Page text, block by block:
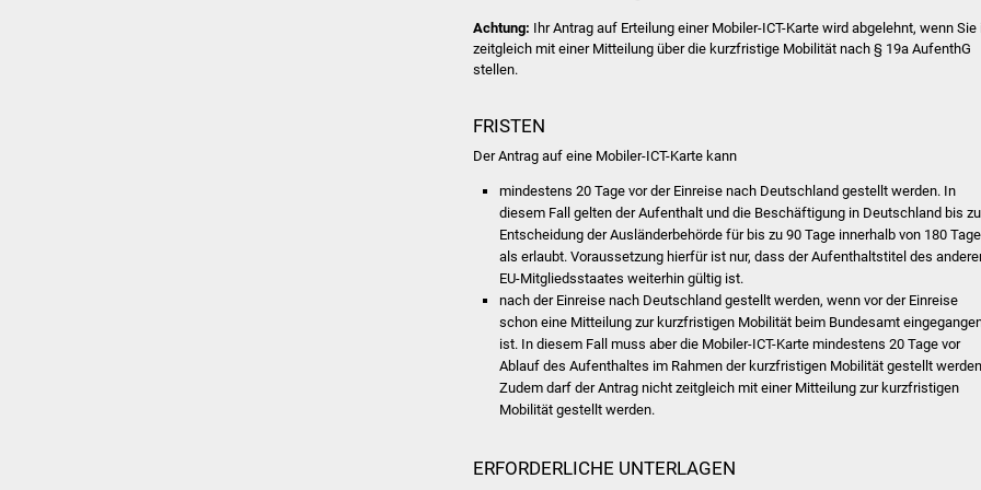
Achtung: Ihr Antrag auf Erteilung einer Mobiler-ICT-Karte wird abgelehnt, wenn Sie
zeitgleich mit einer Mitteilung über die kurzfristige Mobilität nach § 19a AufenthG
stellen.
FRISTEN
Der Antrag auf eine Mobiler-ICT-Karte kann
mindestens 20 Tage vor der Einreise nach Deutschland gestellt werden. In
diesem Fall gelten der Aufenthalt und die Beschäftigung in Deutschland bis
Entscheidung der Ausländerbehörde für bis zu 90 Tage innerhalb von 180
als erlaubt. Voraussetzung hierfür ist nur, dass der Aufenthaltstitel des
EU-Mitgliedsstaates weiterhin gültig ist.
nach der Einreise nach Deutschland gestellt werden, wenn vor der Einreise
schon eine Mitteilung zur kurzfristigen Mobilität beim Bundesamt
ist. In diesem Fall muss aber die Mobiler-ICT-Karte mindestens 20 Tage vor
Ablauf des Aufenthaltes im Rahmen der kurzfristigen Mobilität gestellt
Zudem darf der Antrag nicht zeitgleich mit einer Mitteilung zur kurzfristigen
Mobilität gestellt werden.
ERFORDERLICHE UNTERLAGEN